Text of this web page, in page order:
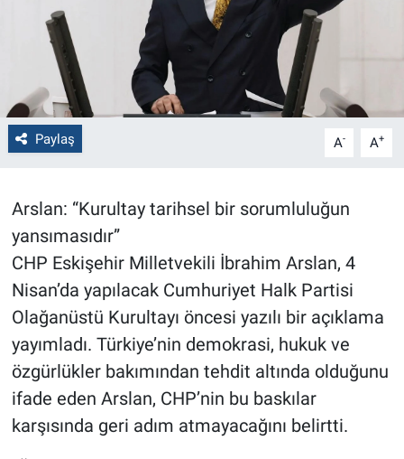
Paylaş A- A+
Arslan: “Kurultay tarihsel bir sorumluluğun
yansımasıdır”
CHP Eskişehir Milletvekili İbrahim Arslan, 4
Nisan’da yapılacak Cumhuriyet Halk Partisi
Olağanüstü Kurultayı öncesi yazılı bir açıklama
yayımladı. Türkiye’nin demokrasi, hukuk ve
özgürlükler bakımından tehdit altında olduğunu
ifade eden Arslan, CHP’nin bu baskılar
karşısında geri adım atmayacağını belirtti.
Gezi
Genel
Çevre
Yerel
Bilim ve Teknoloji